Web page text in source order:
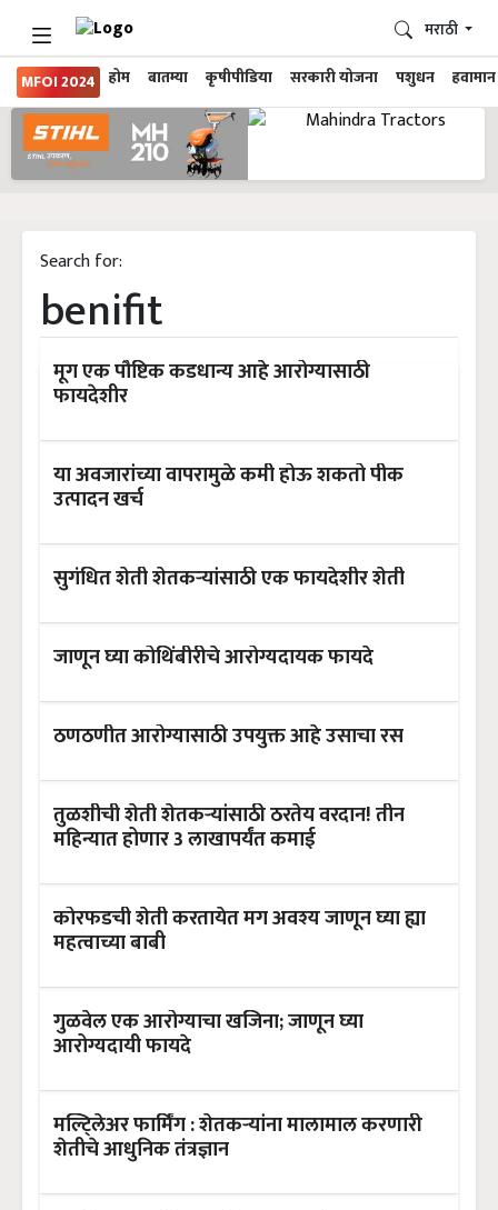
MFOI 2024 होम बातम्या कृषीपीडिया सरकारी योजना पशुधन हवामान
मराठी
Search for:
benifit
मूग एक पौष्टिक कडधान्य आहे आरोग्यासाठी
फायदेशीर
या अवजारांच्या वापरामुळे कमी होऊ शकतो पीक
उत्पादन खर्च
सुगंधित शेती शेतकऱ्यांसाठी एक फायदेशीर शेती
जाणून घ्या कोथिंबीरीचे आरोग्यदायक फायदे
ठणठणीत आरोग्यासाठी उपयुक्त आहे उसाचा रस
तुळशीची शेती शेतकऱ्यांसाठी ठरतेय वरदान! तीन
महिन्यात होणार 3 लाखापर्यंत कमाई
कोरफडची शेती करतायेत मग अवश्य जाणून घ्या ह्या
महत्वाच्या बाबी
गुळवेल एक आरोग्याचा खजिना; जाणून घ्या
आरोग्यदायी फायदे
मल्टि्लेअर फार्मिंग : शेतकऱ्यांना मालामाल करणारी
शेतीचे आधुनिक तंत्रज्ञान